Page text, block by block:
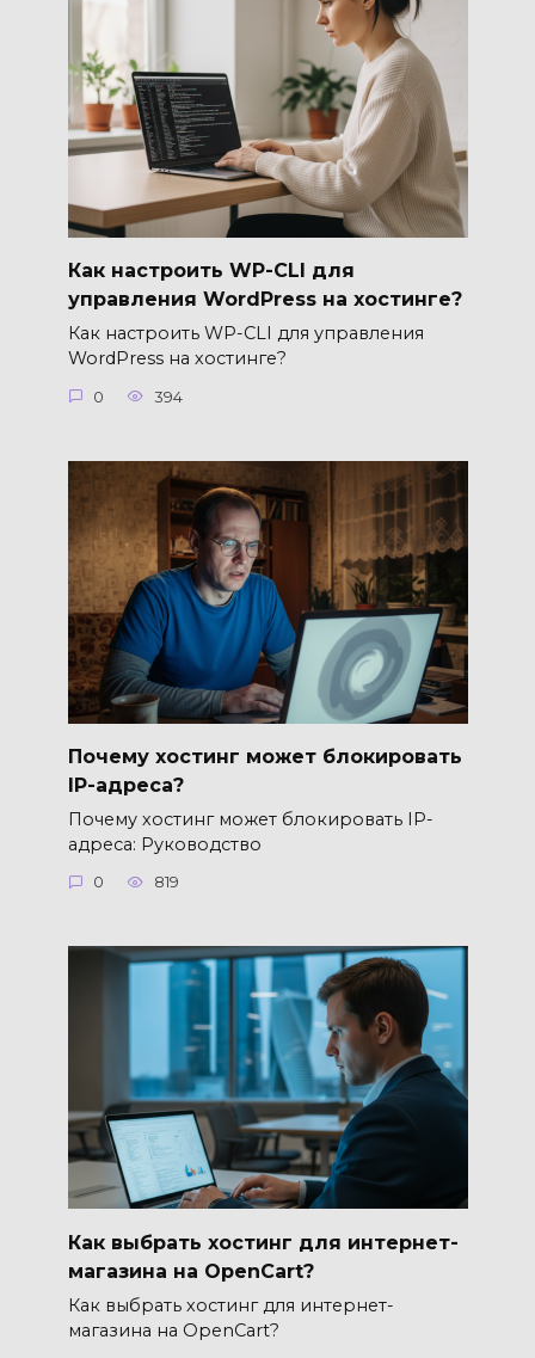
Как настроить WP-CLI для
управления WordPress на хостинге?
Как настроить WP-CLI для управления
WordPress на хостинге?
0 394
Почему хостинг может блокировать
IP-адреса?
Почему хостинг может блокировать IP-
адреса: Руководство
0 819
Как выбрать хостинг для интернет-
магазина на OpenCart?
Как выбрать хостинг для интернет-
магазина на OpenCart?